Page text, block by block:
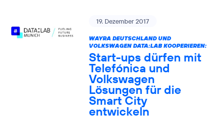
19. Dezember 2017
WAYRA DEUTSCHLAND UND
VOLKSWAGEN DATA:LAB KOOPERIEREN:
Start-ups dürfen mit
Telefónica und
Volkswagen
Lösungen für die
Smart City
entwickeln